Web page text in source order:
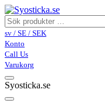
sv / SE / SEK
Konto
Call Us
Varukorg
Syosticka.se